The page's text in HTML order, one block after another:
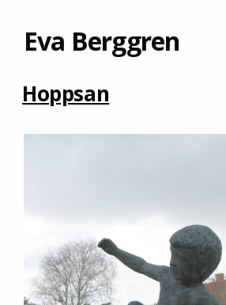
Eva Berggren
Hoppsan